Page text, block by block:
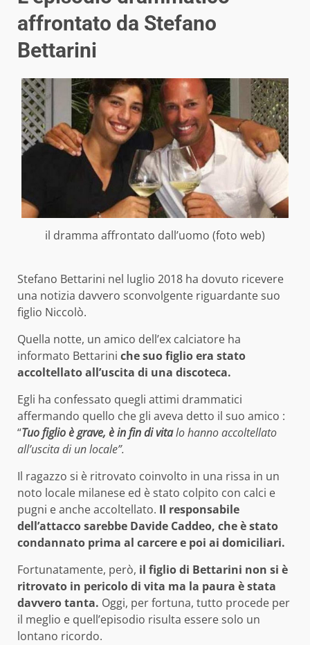
affrontato da Stefano
Bettarini
il dramma affrontato dall’uomo (foto web)
Stefano Bettarini nel luglio 2018 ha dovuto ricevere
una notizia davvero sconvolgente riguardante suo
figlio Niccolò.
Quella notte, un amico dell’ex calciatore ha
informato Bettarini che suo figlio era stato
accoltellato all’uscita di una discoteca.
Egli ha confessato quegli attimi drammatici
affermando quello che gli aveva detto il suo amico :
“Tuo figlio è grave, è in fin di vitalo hanno accoltellato
all’uscita di un locale”.
Il ragazzo si è ritrovato coinvolto in una rissa in un
noto locale milanese ed è stato colpito con calci e
pugni e anche accoltellato. Il responsabile
dell’attacco sarebbe Davide Caddeo, che è stato
condannato prima al carcere e poi ai domiciliari.
Fortunatamente, però, il figlio di Bettarini non si è
ritrovato in pericolo di vita ma la paura è stata
davvero tanta. Oggi, per fortuna, tutto procede per
il meglio e quell’episodio risulta essere solo un
lontano ricordo.